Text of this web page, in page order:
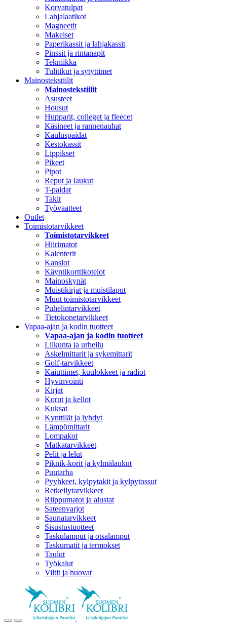
Korvatulpat
Lahjalaatikot
Magneetit
Makeiset
Paperikassit ja lahjakassit
Pinssit ja rintanapit
Tekniikka
Tulitikut ja sytyttimet
Mainostekstiilit
Mainostekstiilit
Asusteet
Housut
Hupparit, colleget ja fleecet
Käsineet ja rannenauhat
Kauluspaidat
Kestokassit
Lippikset
Pikeet
Pipot
Reput ja laukut
T-paidat
Takit
Työvaatteet
Outlet
Toimistotarvikkeet
Toimistotarvikkeet
Hiirimatot
Kalenterit
Kansiot
Käyntikorttikotelot
Mainoskynät
Muistikirjat ja muistilaput
Muut toimistotarvikkeet
Puhelintarvikkeet
Tietokonetarvikkeet
Vapaa-ajan ja kodin tuotteet
Vapaa-ajan ja kodin tuotteet
Liikunta ja urheilu
Askelmittarit ja sykemittarit
Golf-tarvikkeet
Kaiuttimet, kuulokkeet ja radiot
Hyvinvointi
Kirjat
Korut ja kellot
Kuksat
Kynttilät ja lyhdyt
Lämpömittarit
Lompakot
Matkatarvikkeet
Pelit ja lelut
Piknik-korit ja kylmälaukut
Puutarha
Pyyhkeet, kylpytakit ja kylpytossut
Retkeilytarvikkeet
Riippumatot ja alustat
Sateenvarjot
Saunatarvikkeet
Sisustustuotteet
Taskulamput ja otsalamput
Taskumatit ja termokset
Taulut
Työkalut
Viltit ja huovat